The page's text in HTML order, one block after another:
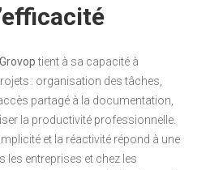
Grovoptient à sa capacité à
: organisation des tâches,
partagé à la documentation,
la productivité professionnelle.
et la réactivité répond à une
les entreprises et chez les